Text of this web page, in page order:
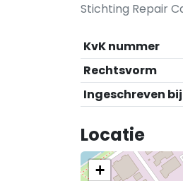
Stichting Repair
KvK nummer
Rechtsvorm
Ingeschreven bij
Locatie
+